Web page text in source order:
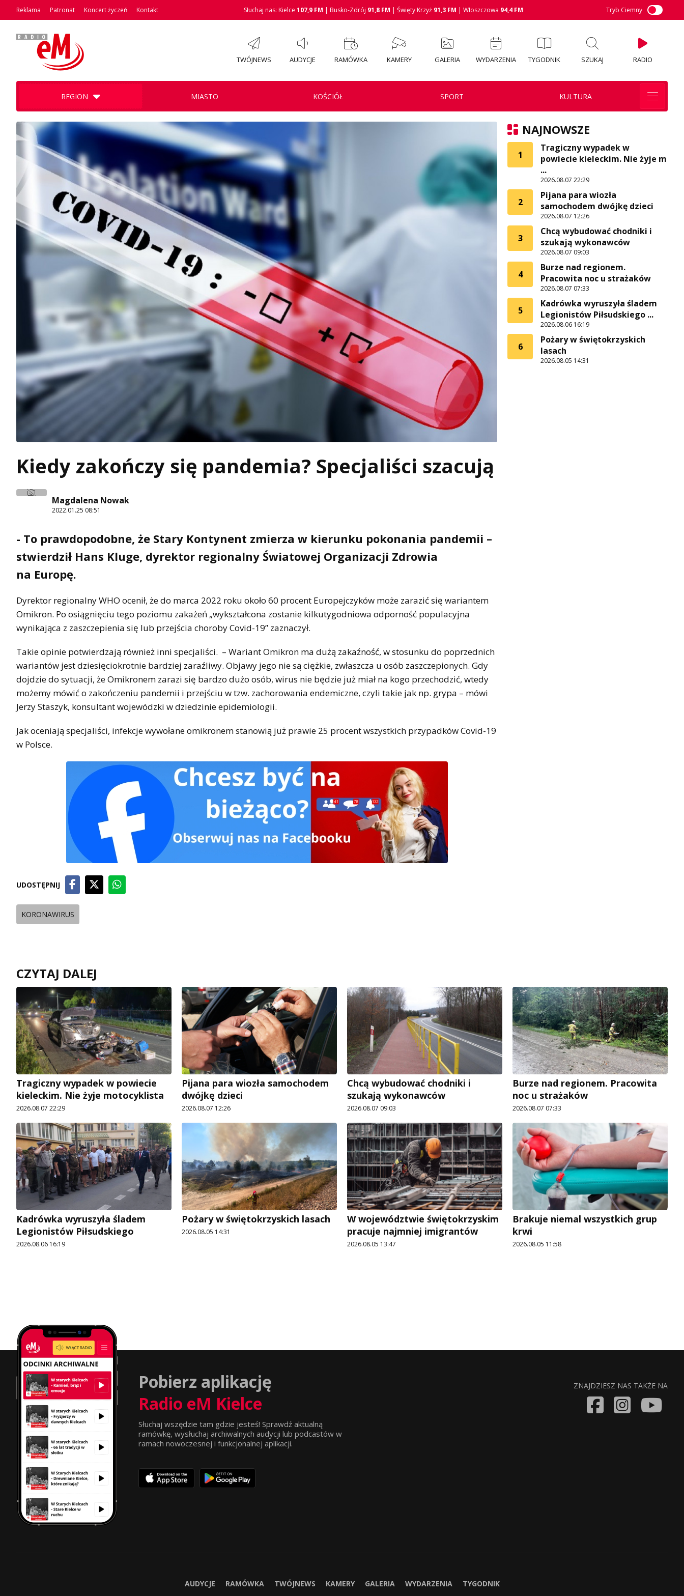
Reklama Patronat Koncert życzeń Kontakt Słuchaj nas: Kielce 107,9 FM | Busko-Zdrój 91,8 FM | Święty Krzyż 91,3 FM | Włoszczowa 94,4 FM Tryb Ciemny
TWÓJNEWS AUDYCJE RAMÓWKA KAMERY GALERIA WYDARZENIA TYGODNIK SZUKAJ RADIO
REGION MIASTO KOŚCIÓŁ SPORT KULTURA
Kiedy zakończy się pandemia? Specjaliści szacują
Magdalena Nowak
2022.01.25 08:51
- To prawdopodobne, że Stary Kontynent zmierza w kierunku pokonania pandemii –
stwierdził Hans Kluge, dyrektor regionalny Światowej Organizacji Zdrowia
na Europę.
Dyrektor regionalny WHO ocenił, że do marca 2022 roku około 60 procent Europejczyków może zarazić się wariantem
Omikron. Po osiągnięciu tego poziomu zakażeń „wykształcona zostanie kilkutygodniowa odporność populacyjna
wynikająca z zaszczepienia się lub przejścia choroby Covid-19” zaznaczył.
Takie opinie potwierdzają również inni specjaliści. – Wariant Omikron ma dużą zakaźność, w stosunku do poprzednich
wariantów jest dziesięciokrotnie bardziej zaraźliwy. Objawy jego nie są ciężkie, zwłaszcza u osób zaszczepionych. Gdy
dojdzie do sytuacji, że Omikronem zarazi się bardzo dużo osób, wirus nie będzie już miał na kogo przechodzić, wtedy
możemy mówić o zakończeniu pandemii i przejściu w tzw. zachorowania endemiczne, czyli takie jak np. grypa – mówi
Jerzy Staszyk, konsultant wojewódzki w dziedzinie epidemiologii.
Jak oceniają specjaliści, infekcje wywołane omikronem stanowią już prawie 25 procent wszystkich przypadków Covid-19
w Polsce.
UDOSTĘPNIJ
KORONAWIRUS
NAJNOWSZE
1
Tragiczny wypadek w
powiecie kieleckim. Nie żyje m
...
2026.08.07 22:29
2
Pijana para wiozła
samochodem dwójkę dzieci
2026.08.07 12:26
3
Chcą wybudować chodniki i
szukają wykonawców
2026.08.07 09:03
4
Burze nad regionem.
Pracowita noc u strażaków
2026.08.07 07:33
5
Kadrówka wyruszyła śladem
Legionistów Piłsudskiego ...
2026.08.06 16:19
6
Pożary w świętokrzyskich
lasach
2026.08.05 14:31
CZYTAJ DALEJ
Tragiczny wypadek w powiecie
kieleckim. Nie żyje motocyklista
2026.08.07 22:29
Pijana para wiozła samochodem
dwójkę dzieci
2026.08.07 12:26
Chcą wybudować chodniki i
szukają wykonawców
2026.08.07 09:03
Burze nad regionem. Pracowita
noc u strażaków
2026.08.07 07:33
Kadrówka wyruszyła śladem
Legionistów Piłsudskiego
2026.08.06 16:19
Pożary w świętokrzyskich lasach
2026.08.05 14:31
W województwie świętokrzyskim
pracuje najmniej imigrantów
2026.08.05 13:47
Brakuje niemal wszystkich grup
krwi
2026.08.05 11:58
Pobierz aplikację
Radio eM Kielce
Słuchaj wszędzie tam gdzie jesteś! Sprawdź aktualną
ramówkę, wysłuchaj archiwalnych audycji lub podcastów w
ramach nowoczesnej i funkcjonalnej aplikacji.
ZNAJDZIESZ NAS TAKŻE NA
AUDYCJE RAMÓWKA TWÓJNEWS KAMERY GALERIA WYDARZENIA TYGODNIK